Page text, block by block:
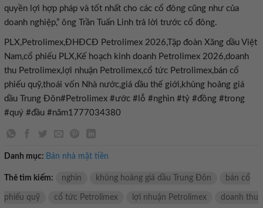
quyền lợi hợp pháp và tốt nhất cho các cổ đông cũng như của
doanh nghiệp,” ông Trần Tuấn Linh trả lời trước cổ đông.
PLX,Petrolimex,ĐHĐCĐ Petrolimex 2026,Tập đoàn Xăng dầu Việt
Nam,cổ phiếu PLX,Kế hoạch kinh doanh Petrolimex 2026,doanh
thu Petrolimex,lợi nhuận Petrolimex,cổ tức Petrolimex,bán cổ
phiếu quỹ,thoái vốn Nhà nước,giá dầu thế giới,khủng hoảng giá
dầu Trung Đôn#Petrolimex #ước #lỗ #nghìn #tỷ #đồng #trong
#quý #đầu #năm1777034380
Danh mục: Bán nhà mặt tiền
Thẻ tìm kiếm: nghìn khủng hoảng giá dầu Trung Đôn bán cổ
phiếu quỹ cổ tức Petrolimex lợi nhuận Petrolimex doanh thu